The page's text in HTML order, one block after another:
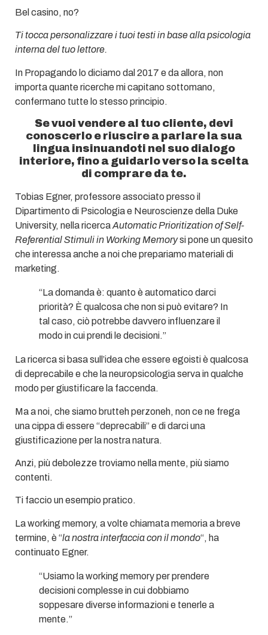
Bel casino, no?
Ti tocca personalizzare i tuoi testi in base alla psicologia
interna del tuo lettore.
In Propagando lo diciamo dal 2017 e da allora, non
importa quante ricerche mi capitano sottomano,
confermano tutte lo stesso principio.
Se vuoi vendere al tuo cliente, devi
conoscerlo e riuscire a parlare la sua
lingua insinuandoti nel suo dialogo
interiore, fino a guidarlo verso la scelta
di comprare da te.
Tobias Egner, professore associato presso il
Dipartimento di Psicologia e Neuroscienze della Duke
University, nella ricercaAutomatic Prioritization of Self-
Referential Stimuli in Working Memorysi pone un quesito
che interessa anche a noi che prepariamo materiali di
marketing.
“La domanda è: quanto è automatico darci
priorità? È qualcosa che non si può evitare? In
tal caso, ciò potrebbe davvero influenzare il
modo in cui prendi le decisioni.”
La ricerca si basa sull’idea che essere egoisti è qualcosa
di deprecabile e che la neuropsicologia serva in qualche
modo per giustificare la faccenda.
Ma a noi, che siamo brutteh perzoneh, non ce ne frega
una cippa di essere “deprecabili” e di darci una
giustificazione per la nostra natura.
Anzi, più debolezze troviamo nella mente, più siamo
contenti.
Ti faccio un esempio pratico.
La working memory, a volte chiamata memoria a breve
termine, è “la nostra interfaccia con il mondo“, ha
continuato Egner.
“Usiamo la working memory per prendere
decisioni complesse in cui dobbiamo
soppesare diverse informazioni e tenerle a
mente.”